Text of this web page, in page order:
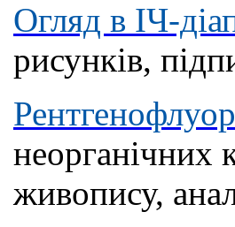
Огляд в ІЧ-
рисунків,
неорганічних
живопису,